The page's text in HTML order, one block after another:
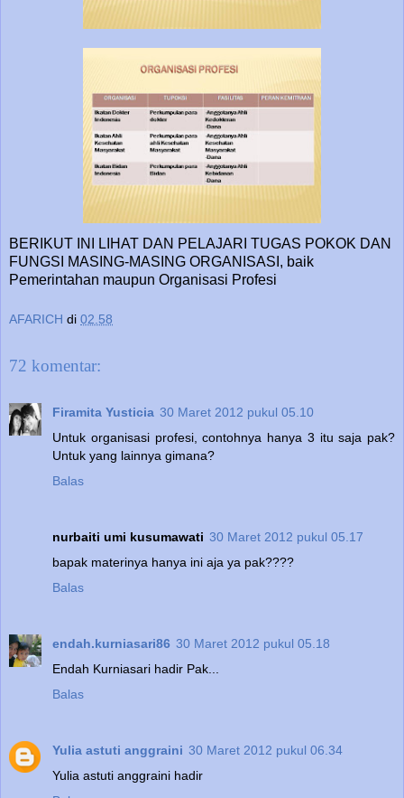
BERIKUT INI LIHAT DAN PELAJARI TUGAS POKOK DAN
FUNGSI MASING-MASING ORGANISASI, baik
Pemerintahan maupun Organisasi Profesi
AFARICH di 02.58
72 komentar:
Firamita Yusticia 30 Maret 2012 pukul 05.10
Untuk organisasi profesi, contohnya hanya 3 itu saja pak?
Untuk yang lainnya gimana?
Balas
nurbaiti umi kusumawati 30 Maret 2012 pukul 05.17
bapak materinya hanya ini aja ya pak????
Balas
endah.kurniasari86 30 Maret 2012 pukul 05.18
Endah Kurniasari hadir Pak...
Balas
Yulia astuti anggraini 30 Maret 2012 pukul 06.34
Yulia astuti anggraini hadir